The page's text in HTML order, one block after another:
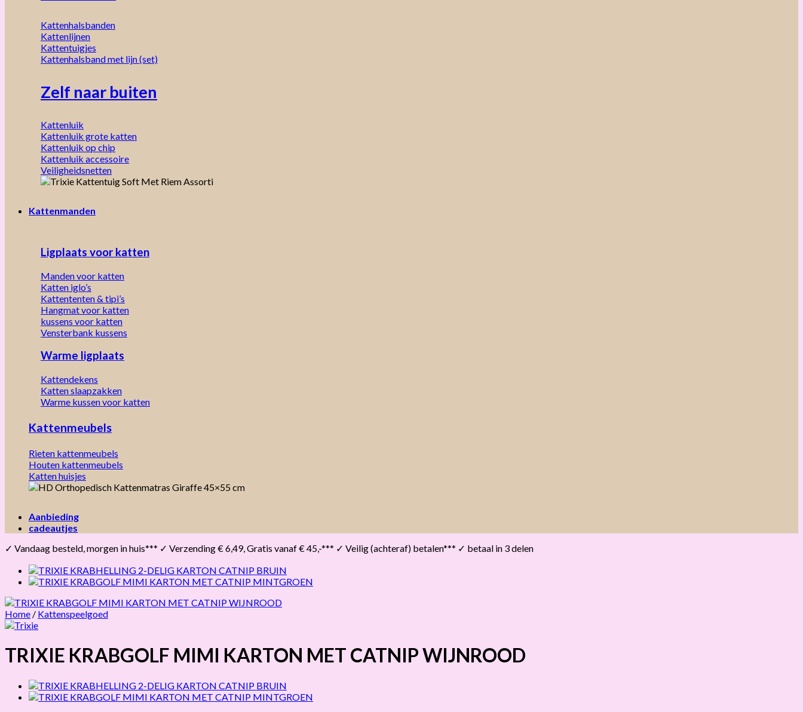
Kattenhalsbanden
Kattenlijnen
Kattentuigjes
Kattenhalsband met lijn (set)
Zelf naar buiten
Kattenluik
Kattenluik grote katten
Kattenluik op chip
Kattenluik accessoire
Veiligheidsnetten
Kattenmanden
Ligplaats voor katten
Manden voor katten
Katten iglo’s
Kattententen & tipi’s
Hangmat voor katten
kussens voor katten
Vensterbank kussens
Warme ligplaats
Kattendekens
Katten slaapzakken
Warme kussen voor katten
Kattenmeubels
Rieten kattenmeubels
Houten kattenmeubels
Katten huisjes
Aanbieding
cadeautjes
✓ Vandaag besteld, morgen in huis*** ✓ Verzending € 6,49, Gratis vanaf € 45,-*** ✓ Veilig (achteraf) betalen*** ✓ betaal in 3 delen
Home / Kattenspeelgoed
TRIXIE KRABGOLF MIMI KARTON MET CATNIP WIJNROOD